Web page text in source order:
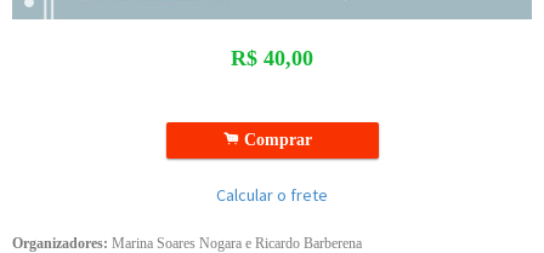
R$ 40,00
.Comprar
Calcular o frete
Organizadores: Marina Soares Nogara e Ricardo Barberena